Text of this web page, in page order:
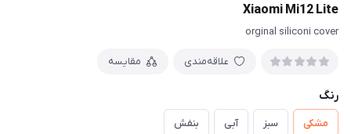
Xiaomi Mi12 Lite
orginal siliconi cover
علاقه‌مندی مقایسه
رنگ
مشکی سبز آبی بنفش